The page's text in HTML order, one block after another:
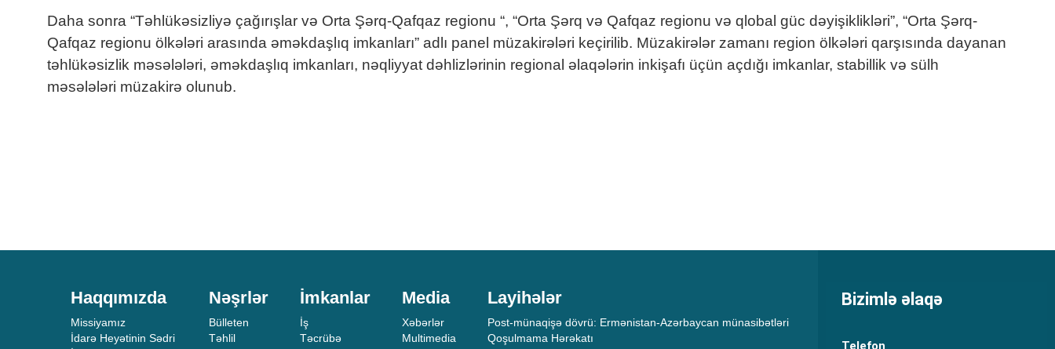
Daha sonra “Təhlükəsizliyə çağırışlar və Orta Şərq-Qafqaz regionu “, “Orta Şərq və Qafqaz regionu və qlobal güc dəyişiklikləri”, “Orta Şərq-
Qafqaz regionu ölkələri arasında əməkdaşlıq imkanları” adlı panel müzakirələri keçirilib. Müzakirələr zamanı region ölkələri qarşısında dayanan
təhlükəsizlik məsələləri, əməkdaşlıq imkanları, nəqliyyat dəhlizlərinin regional əlaqələrin inkişafı üçün açdığı imkanlar, stabillik və sülh
məsələləri müzakirə olunub.
Haqqımızda
Missiyamız
İdarə Heyətinin Sədri
Nəşrlər
Bülleten
Təhlil
İmkanlar
İş
Təcrübə
Media
Xəbərlər
Multimedia
Layihələr
Post-münaqişə dövrü: Ermənistan-Azərbaycan münasibətləri
Qoşulmama Hərəkatı
Bizimlə əlaqə
Telefon